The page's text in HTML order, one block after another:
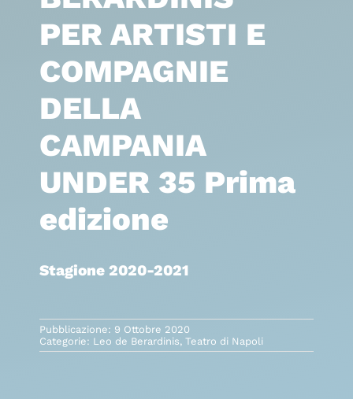
PER ARTISTI E
COMPAGNIE
DELLA
CAMPANIA
UNDER 35 Prima
edizione
Stagione 2020-2021
Pubblicazione: 9 Ottobre 2020
Categorie: Leo de Berardinis, Teatro di Napoli